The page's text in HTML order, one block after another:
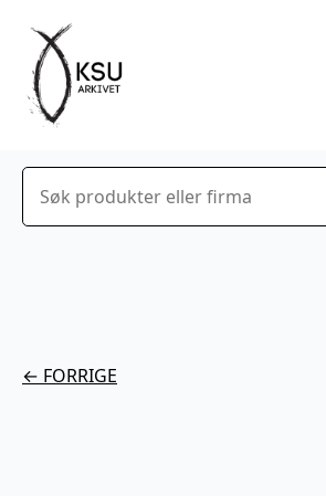
Søk
← FORRIGE